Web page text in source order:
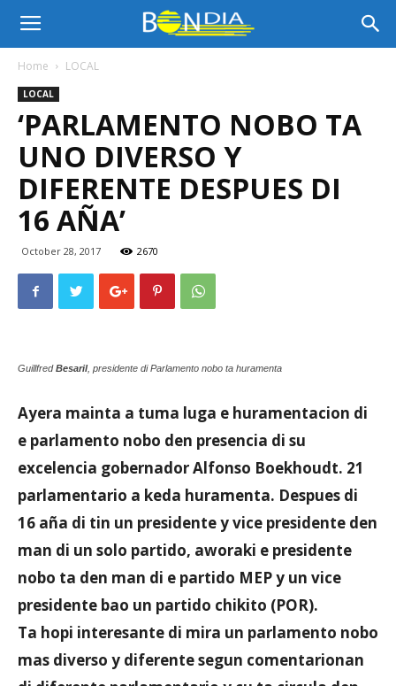
Bon
Dia
Aruba
Home LOCAL
LOCAL
‘PARLAMENTO NOBO TA
UNO DIVERSO Y
DIFERENTE DESPUES DI
16 AÑA’
October 28, 2017 2670
GuillfredBesaril, presidente di Parlamento nobo ta huramenta
Ayera mainta a tuma luga e huramentacion di
e parlamento nobo den presencia di su
excelencia gobernador Alfonso Boekhoudt. 21
parlamentario a keda huramenta. Despues di
16 aña di tin un presidente y vice presidente den
man di un solo partido, aworaki e presidente
nobo ta den man di e partido MEP y un vice
presidente bao un partido chikito (POR).
Ta hopi interesante di mira un parlamento nobo
mas diverso y diferente segun comentarionan